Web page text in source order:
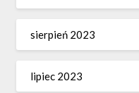
sierpień 2023
lipiec 2023